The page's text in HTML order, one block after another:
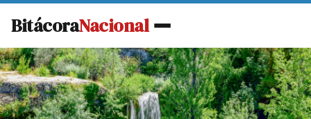
BitácoraNacional